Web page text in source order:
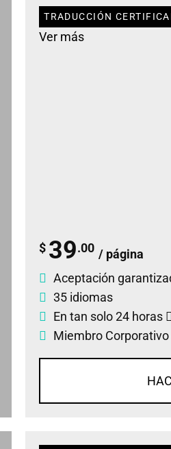
TRADUCCIÓN
Ver más
$ 39.00 / página
Aceptación
35 idiomas
En tan solo 24 horas
Miembro Corporativo